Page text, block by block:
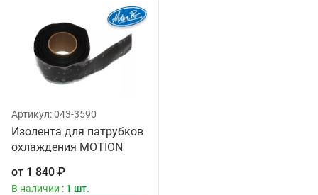
Артикул:043-3590
Изолента для патрубков
охлаждения MOTION
от 1 840 ₽
В наличии : 1 шт.